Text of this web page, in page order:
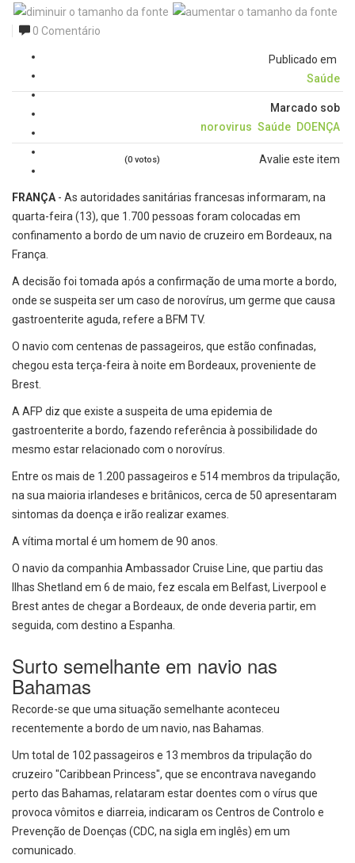
0 Comentário
Publicado em
Saúde
Marcado sob
norovirus Saúde DOENÇA
Avalie este item
(0 votos)
FRANÇA- As autoridades sanitárias francesas informaram, na
quarta-feira (13), que 1.700 pessoas foram colocadas em
confinamento a bordo de um navio de cruzeiro em Bordeaux, na
França.
A decisão foi tomada após a confirmação de uma morte a bordo,
onde se suspeita ser um caso de norovírus, um germe que causa
gastroenterite aguda, refere a BFM TV.
O navio com centenas de passageiros, que estão confinadas,
chegou esta terça-feira à noite em Bordeaux, proveniente de
Brest.
A AFP diz que existe a suspeita de uma epidemia de
gastroenterite a bordo, fazendo referência à possibilidade do
mesmo estar relacionado com o norovírus.
Entre os mais de 1.200 passageiros e 514 membros da tripulação,
na sua maioria irlandeses e britânicos, cerca de 50 apresentaram
sintomas da doença e irão realizar exames.
A vítima mortal é um homem de 90 anos.
O navio da companhia Ambassador Cruise Line, que partiu das
Ilhas Shetland em 6 de maio, fez escala em Belfast, Liverpool e
Brest antes de chegar a Bordeaux, de onde deveria partir, em
seguida, com destino a Espanha.
Surto semelhante em navio nas
Bahamas
Recorde-se que uma situação semelhante aconteceu
recentemente a bordo de um navio, nas Bahamas.
Um total de 102 passageiros e 13 membros da tripulação do
cruzeiro "Caribbean Princess", que se encontrava navegando
perto das Bahamas, relataram estar doentes com o vírus que
provoca vômitos e diarreia, indicaram os Centros de Controlo e
Prevenção de Doenças (CDC, na sigla em inglês) em um
comunicado.